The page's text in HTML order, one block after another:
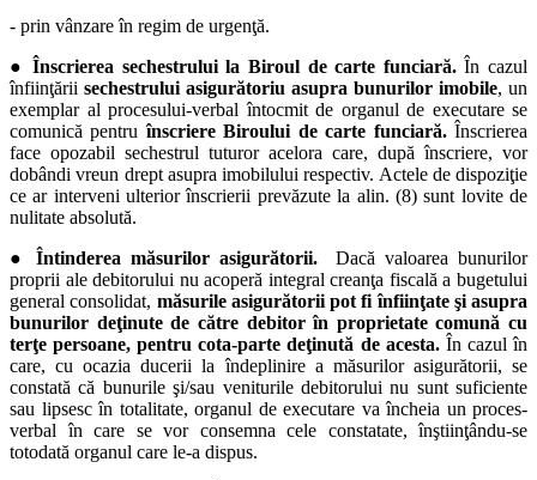
- prin vânzare în regim de urgenţă.
● Înscrierea sechestrului la Biroul de carte funciară.În cazul
înfiinţării sechestrului asigurătoriu asupra bunurilor imobile, un
exemplar al procesului-verbal întocmit de organul de executare se
comunică pentruînscriere Biroului de carte funciară.Înscrierea
face opozabil sechestrul tuturor acelora care, după înscriere, vor
dobândi vreun drept asupra imobilului respectiv. Actele de dispoziţie
ce ar interveni ulterior înscrierii prevăzute la alin. (8) sunt lovite de
nulitate absolută.
● Întinderea măsurilor asigurătorii.Dacă valoarea bunurilor
proprii ale debitorului nu acoperă integral creanţa fiscală a bugetului
general consolidat, măsurile asigurătorii pot fi înfiinţate şi asupra
bunurilor deţinute de către debitor în proprietate comună cu
terţe persoane, pentru cota-parte deţinută de acesta. În cazul în
care, cu ocazia ducerii la îndeplinire a măsurilor asigurătorii, se
constată că bunurile şi/sau veniturile debitorului nu sunt suficiente
sau lipsesc în totalitate, organul de executare va încheia un proces-
verbal în care se vor consemna cele constatate, înştiinţându-se
totodată organul care le-a dispus.